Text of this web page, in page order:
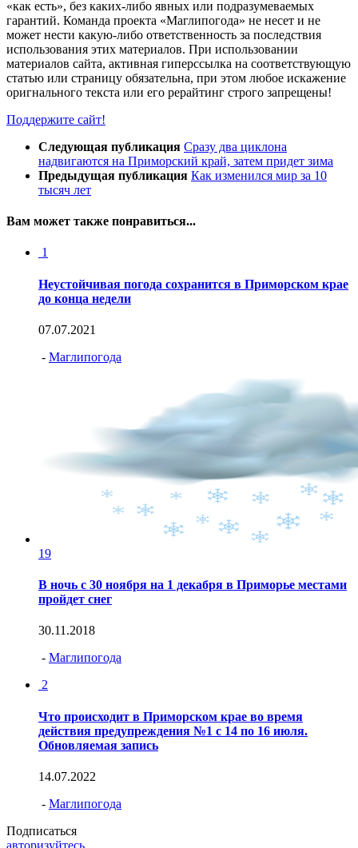
«как есть», без каких-либо явных или подразумеваемых
гарантий. Команда проекта «Маглипогода» не несет и не
может нести какую-либо ответственность за последствия
использования этих материалов. При использовании
материалов сайта, активная гиперссылка на соответствующую
статью или страницу обязательна, при этом любое искажение
оригнального текста или его рерайтинг строго запрещены!
Поддержите сайт!
Следующая публикация Сразу два циклона
надвигаются на Приморский край, затем придет зима
Предыдущая публикация Как изменился мир за 10
тысяч лет
Вам может также понравиться...
1
Неустойчивая погода сохранится в Приморском крае
до конца недели
07.07.2021
- Маглипогода
19
В ночь с 30 ноября на 1 декабря в Приморье местами
пройдет снег
30.11.2018
- Маглипогода
2
Что происходит в Приморском крае во время
действия предупреждения №1 с 14 по 16 июля.
Обновляемая запись
14.07.2022
- Маглипогода
Подписаться
авторизуйтесь